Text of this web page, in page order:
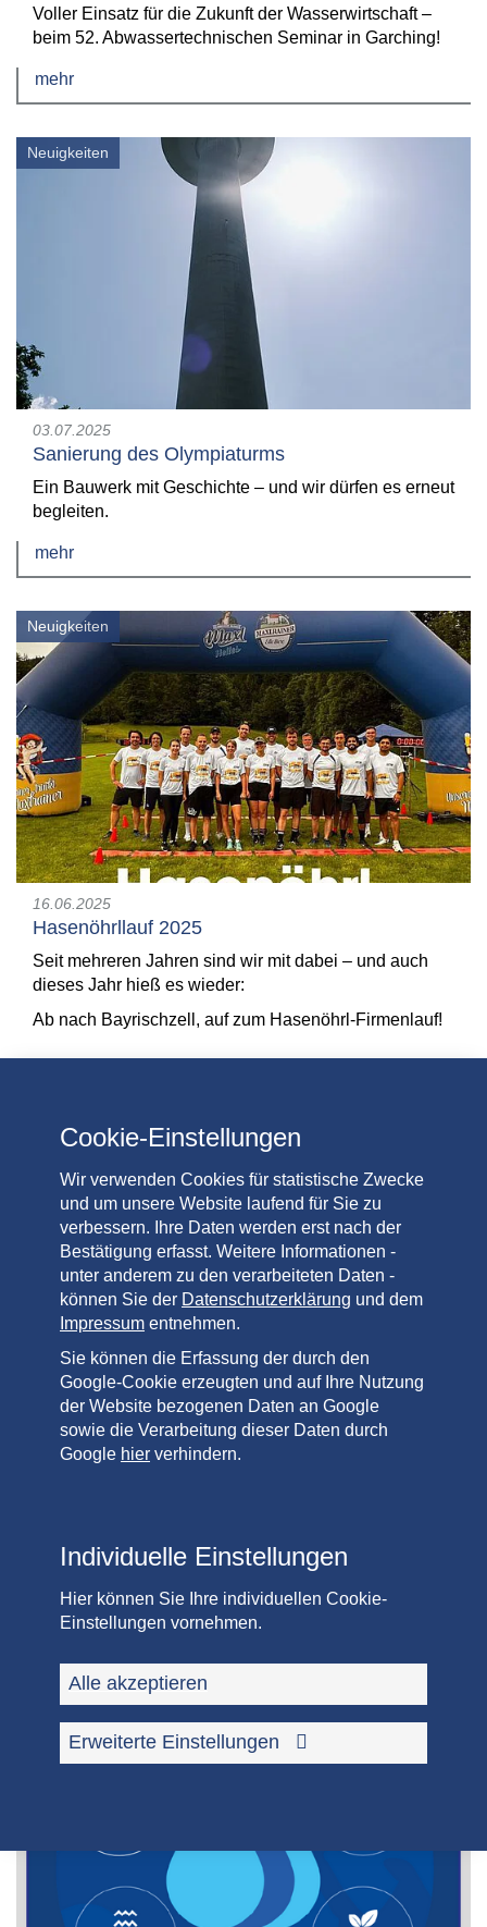
Voller Einsatz für die Zukunft der Wasserwirtschaft –
beim 52. Abwassertechnischen Seminar in Garching!
mehr
Neuigkeiten
03.07.2025
Sanierung des Olympiaturms
Ein Bauwerk mit Geschichte – und wir dürfen es erneut
begleiten.
mehr
Neuigkeiten
16.06.2025
Hasenöhrllauf 2025
Seit mehreren Jahren sind wir mit dabei – und auch
dieses Jahr hieß es wieder:
Ab nach Bayrischzell, auf zum Hasenöhrl-Firmenlauf!
mehr
Neuigkeiten
Rückblick: Am 26. März 2025 wurde der Spatenstich
Roth gesetzt – ein wichtiger Meilenstein auf dem…
Neuigkeiten
Cookie-Einstellungen
Wir verwenden Cookies für statistische Zwecke
und um unsere Website laufend für Sie zu
verbessern. Ihre Daten werden erst nach der
Bestätigung erfasst. Weitere Informationen -
unter anderem zu den verarbeiteten Daten -
können Sie der Datenschutzerklärung und dem
Impressum entnehmen.
Sie können die Erfassung der durch den
Google-Cookie erzeugten und auf Ihre Nutzung
der Website bezogenen Daten an Google
sowie die Verarbeitung dieser Daten durch
Google hier verhindern.
Individuelle Einstellungen
Hier können Sie Ihre individuellen Cookie-
Einstellungen vornehmen.
Alle akzeptieren
Erweiterte Einstellungen